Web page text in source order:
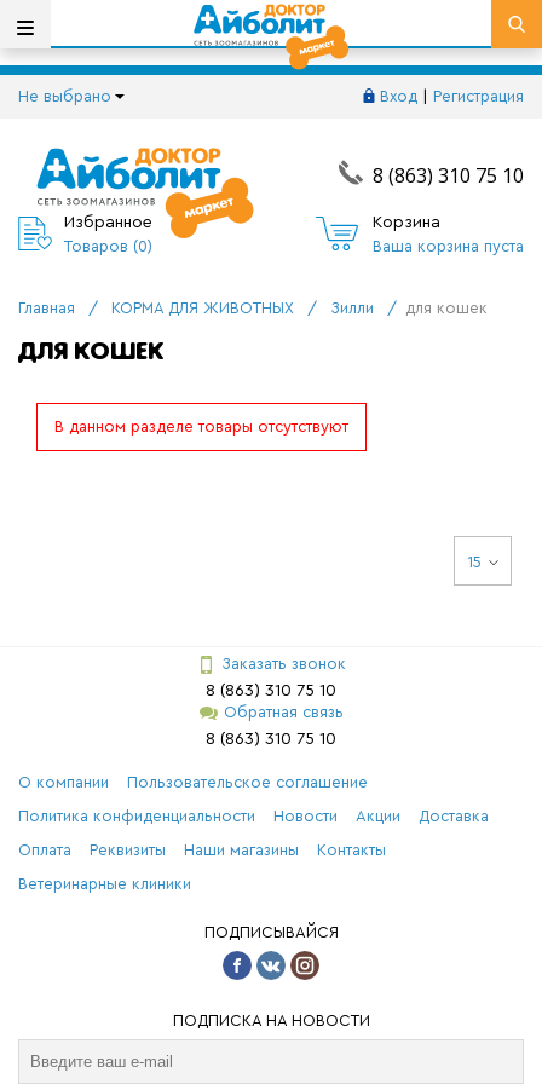
Не выбрано Вход Регистрация
8 (863) 310 75 10
Избранное
Товаров (0)
Корзина
Ваша корзина пуста
Главная / КОРМА ДЛЯ ЖИВОТНЫХ / Зилли / для кошек
ДЛЯ КОШЕК
В данном разделе товары отсутствуют
15
Заказать звонок
8 (863) 310 75 10
Обратная связь
8 (863) 310 75 10
О компании Пользовательское соглашение
Политика конфиденциальности Новости Акции Доставка
Оплата Реквизиты Наши магазины Контакты
Ветеринарные клиники
ПОДПИСЫВАЙСЯ
ПОДПИСКА НА НОВОСТИ